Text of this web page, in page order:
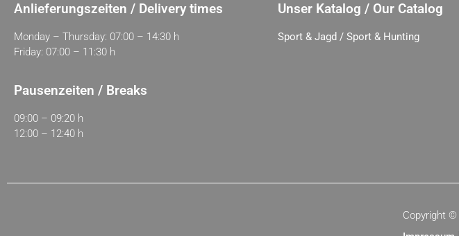
Anlieferungszeiten / Delivery times
Monday – Thursday: 07:00 – 14:30 h
Friday: 07:00 – 11:30 h
Pausenzeiten / Breaks
09:00 – 09:20 h
12:00 – 12:40 h
Unser Katalog / Our Catalog
Sport & Jagd / Sport & Hunting
Copyright ©